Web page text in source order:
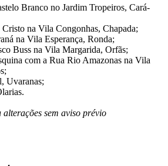
Branco no Jardim Tropeiros, Cará-
na Vila Congonhas, Chapada;
na Vila Esperança, Ronda;
Buss na Vila Margarida, Orfãs;
com a Rua Rio Amazonas na Vila
Uvaranas;
alterações sem aviso prévio